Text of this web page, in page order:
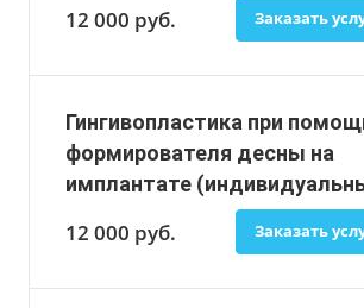
12 000 руб. Заказать
Гингивопластика при
формирователя десны на
имплантате
12 000 руб. Заказать